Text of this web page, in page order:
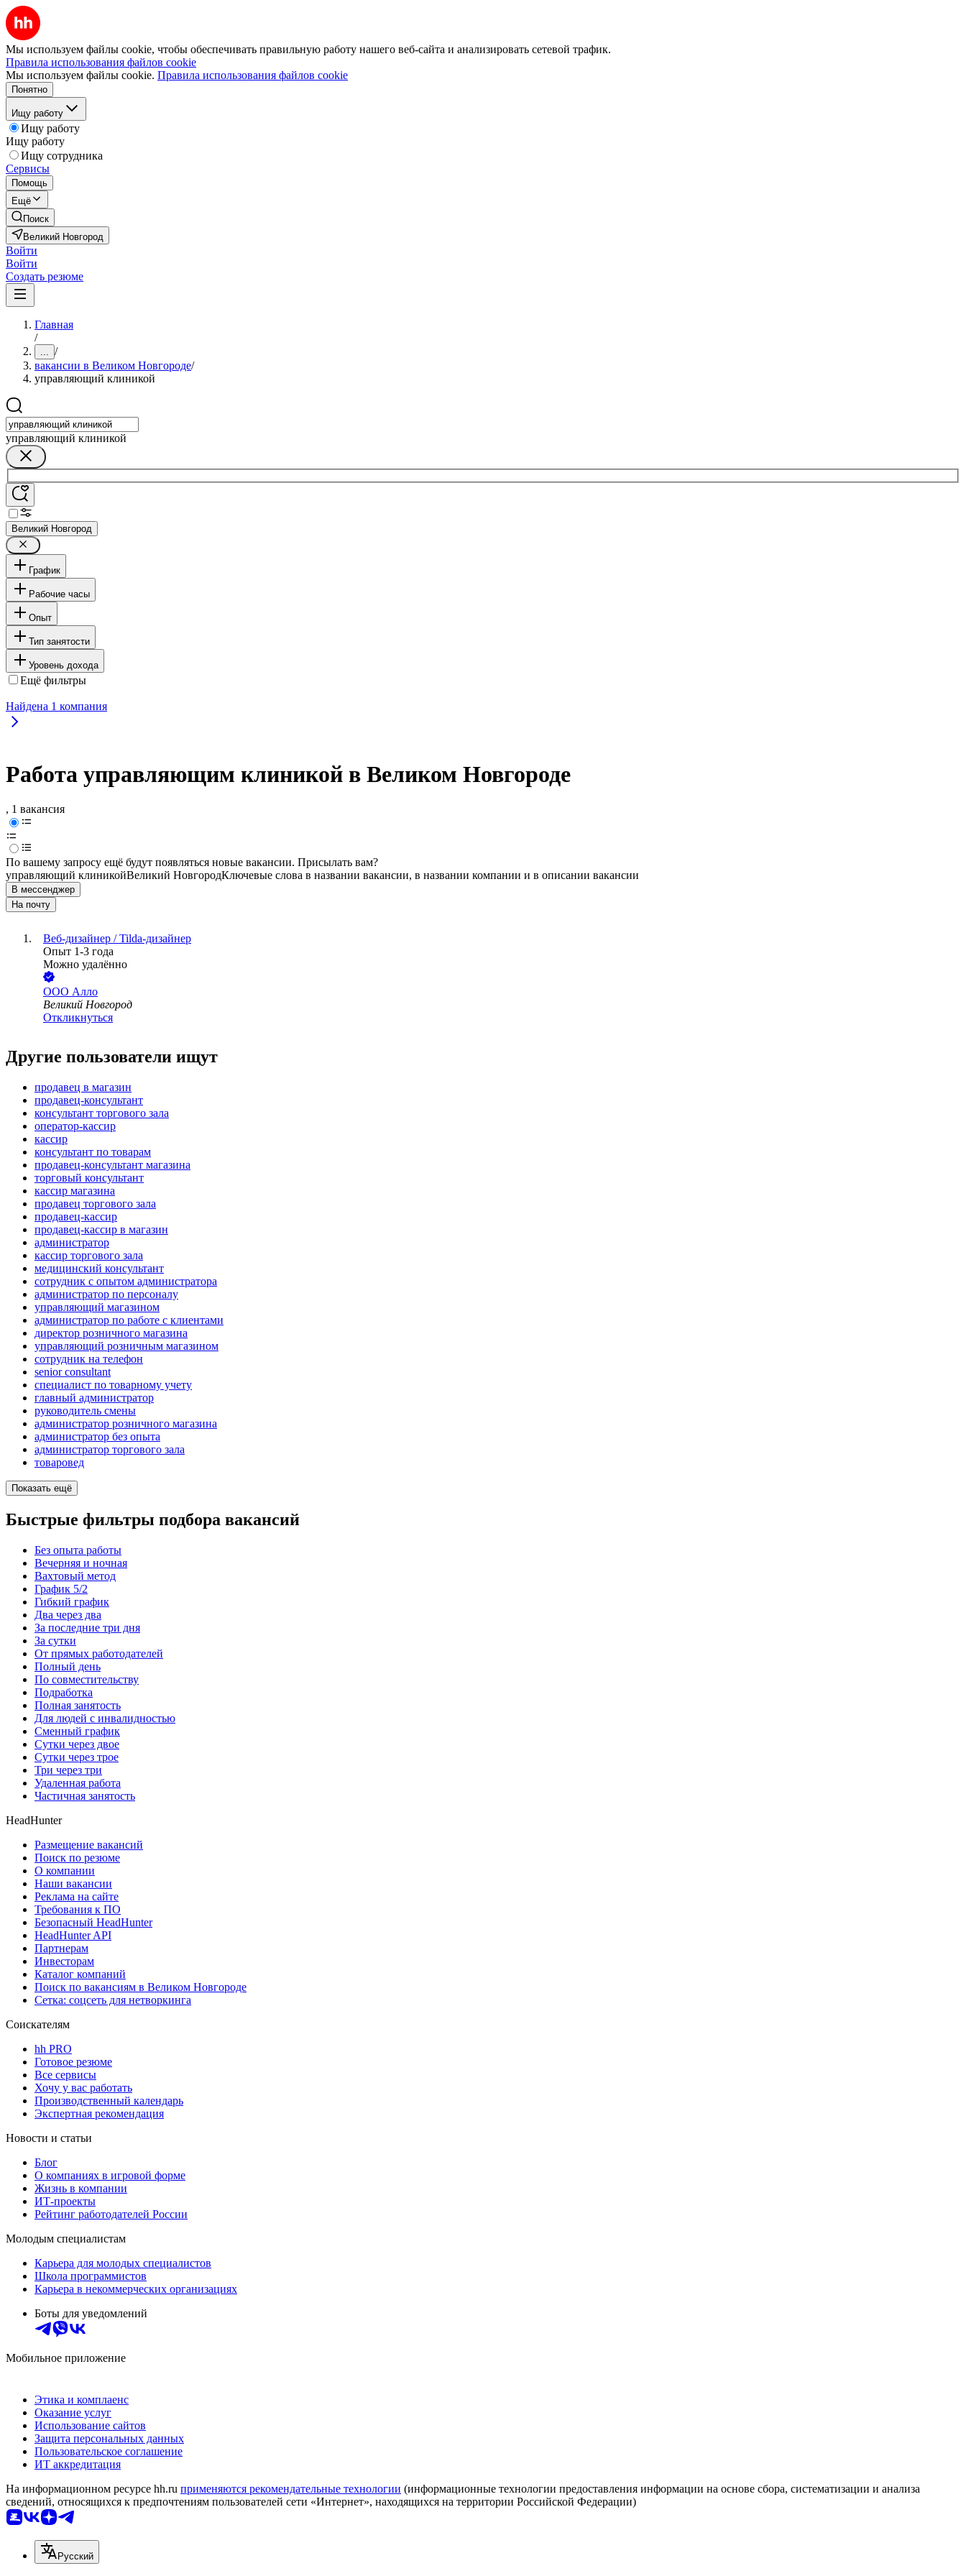
Мы используем файлы cookie, чтобы обеспечивать правильную работу нашего веб-сайта и анализировать сетевой трафик.
Правила использования файлов cookie
Мы используем файлы cookie. Правила использования файлов cookie
Понятно
Ищу работу
Ищу работу
Ищу работу
Ищу сотрудника
Сервисы
Помощь
Ещё
Поиск
Великий Новгород
Войти
Войти
Создать резюме
Главная
/
... /
вакансии в Великом Новгороде/
управляющий клиникой
управляющий клиникой
Великий Новгород
График
Рабочие часы
Опыт
Тип занятости
Уровень дохода
Ещё фильтры
Найдена 1 компания
Работа управляющим клиникой в Великом Новгороде
, 1 вакансия
По вашему запросу ещё будут появляться новые вакансии. Присылать вам?
управляющий клиникойВеликий НовгородКлючевые слова в названии вакансии, в названии компании и в описании вакансии
В мессенджер
На почту
Веб-дизайнер / Tilda-дизайнер
Опыт 1-3 года
Можно удалённо
ООО Алло
Великий Новгород
Откликнуться
Другие пользователи ищут
продавец в магазин
продавец-консультант
консультант торгового зала
оператор-кассир
кассир
консультант по товарам
продавец-консультант магазина
торговый консультант
кассир магазина
продавец торгового зала
продавец-кассир
продавец-кассир в магазин
администратор
кассир торгового зала
медицинский консультант
сотрудник с опытом администратора
администратор по персоналу
управляющий магазином
администратор по работе с клиентами
директор розничного магазина
управляющий розничным магазином
сотрудник на телефон
senior consultant
специалист по товарному учету
главный администратор
руководитель смены
администратор розничного магазина
администратор без опыта
администратор торгового зала
товаровед
Показать ещё
Быстрые фильтры подбора вакансий
Без опыта работы
Вечерняя и ночная
Вахтовый метод
График 5/2
Гибкий график
Два через два
За последние три дня
За сутки
От прямых работодателей
Полный день
По совместительству
Подработка
Полная занятость
Для людей с инвалидностью
Сменный график
Сутки через двое
Сутки через трое
Три через три
Удаленная работа
Частичная занятость
HeadHunter
Размещение вакансий
Поиск по резюме
О компании
Наши вакансии
Реклама на сайте
Требования к ПО
Безопасный HeadHunter
HeadHunter API
Партнерам
Инвесторам
Каталог компаний
Поиск по вакансиям в Великом Новгороде
Сетка: соцсеть для нетворкинга
Соискателям
hh PRO
Готовое резюме
Все сервисы
Хочу у вас работать
Производственный календарь
Экспертная рекомендация
Новости и статьи
Блог
О компаниях в игровой форме
Жизнь в компании
ИТ-проекты
Рейтинг работодателей России
Молодым специалистам
Карьера для молодых специалистов
Школа программистов
Карьера в некоммерческих организациях
Боты для уведомлений
Мобильное приложение
Этика и комплаенс
Оказание услуг
Использование сайтов
Защита персональных данных
Пользовательское соглашение
ИТ аккредитация
На информационном ресурсе hh.ru применяются рекомендательные технологии (информационные технологии предоставления информации на основе сбора, систематизации и анализа
сведений, относящихся к предпочтениям пользователей сети «Интернет», находящихся на территории Российской Федерации)
Русский